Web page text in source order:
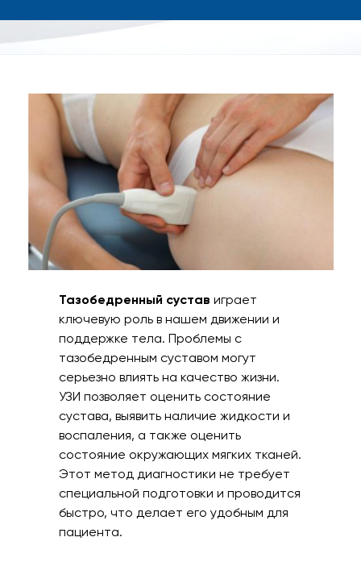
Тазобедренный сустав играет
ключевую роль в нашем движении и
поддержке тела. Проблемы с
тазобедренным суставом могут
серьезно влиять на качество жизни.
УЗИ позволяет оценить состояние
сустава, выявить наличие жидкости и
воспаления, а также оценить
состояние окружающих мягких тканей.
Этот метод диагностики не требует
специальной подготовки и проводится
быстро, что делает его удобным для
пациента.